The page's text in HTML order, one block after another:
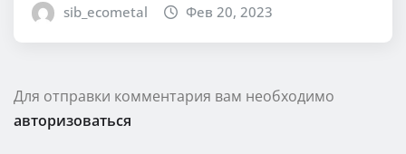
sib_ecometal Фев 20, 2023
Для отправки комментария вам необходимо
авторизоваться